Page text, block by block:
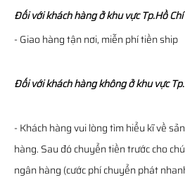
Đối với khách hàng ở khu vực Tp.Hồ
- Giao hàng tận nơi, miễn phí tiền ship
Đối với khách hàng không ở khu vực
- Khách hàng vui lòng tìm hiểu kĩ về
hàng. Sau đó chuyển tiền trước cho
ngân hàng (cước phí chuyển phát